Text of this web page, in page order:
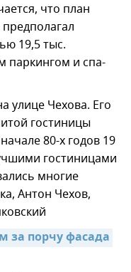
что план
19,5 тыс.
паркингом и спа-
улице Чехова. Его
гостиницы
80-х годов 19
гостиницами
многие
Антон Чехов,
за порчу фасада